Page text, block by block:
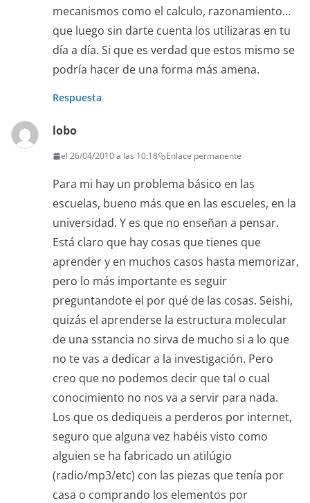
mecanismos como el calculo, razonamiento…
que luego sin darte cuenta los utilizaras en tu
día a día. Si que es verdad que estos mismo se
podría hacer de una forma más amena.
Respuesta
lobo
el 26/04/2010 a las 10:18 Enlace permanente
Para mi hay un problema básico en las
escuelas, bueno más que en las escueles, en la
universidad. Y es que no enseñan a pensar.
Está claro que hay cosas que tienes que
aprender y en muchos casos hasta memorizar,
pero lo más importante es seguir
preguntandote el por qué de las cosas. Seishi,
quizás el aprenderse la estructura molecular
de una sstancia no sirva de mucho si a lo que
no te vas a dedicar a la investigación. Pero
creo que no podemos decir que tal o cual
conocimiento no nos va a servir para nada.
Los que os dediqueis a perderos por internet,
seguro que alguna vez habéis visto como
alguien se ha fabricado un atilúgio
(radio/mp3/etc) con las piezas que tenía por
casa o comprando los elementos por